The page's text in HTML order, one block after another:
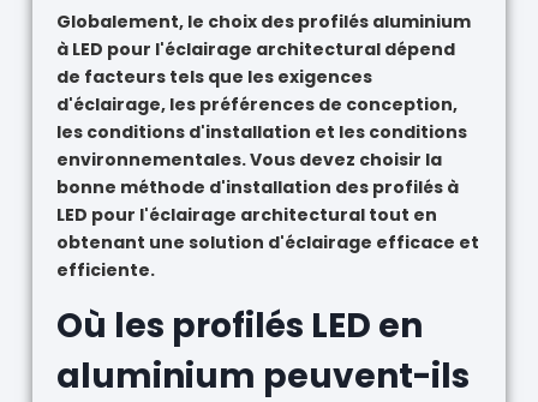
Globalement, le choix des profilés aluminium
à LED pour l'éclairage architectural dépend
de facteurs tels que les exigences
d'éclairage, les préférences de conception,
les conditions d'installation et les conditions
environnementales. Vous devez choisir la
bonne méthode d'installation des profilés à
LED pour l'éclairage architectural tout en
obtenant une solution d'éclairage efficace et
efficiente.
Où les profilés LED en
aluminium peuvent-ils